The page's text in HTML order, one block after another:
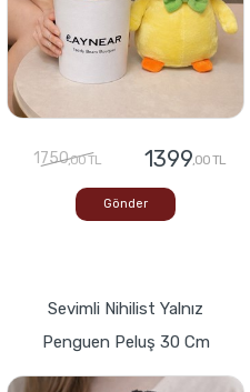
1750,00 TL 1399,00 TL
Gönder
Sevimli Nihilist Yalnız
Penguen Peluş 30 Cm